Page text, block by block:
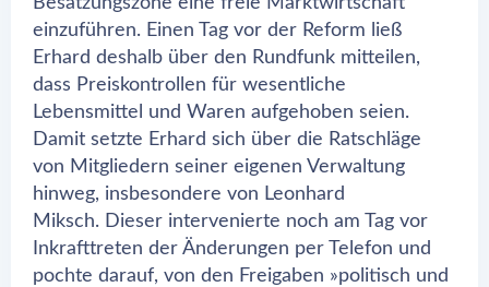
einzuführen. Einen Tag vor der Reform ließ
Erhard deshalb über den Rundfunk mitteilen,
dass Preiskontrollen für wesentliche
Lebensmittel und Waren aufgehoben seien.
Damit setzte Erhard sich über die Ratschläge
von Mitgliedern seiner eigenen Verwaltung
hinweg, insbesondere von Leonhard
Miksch. Dieser intervenierte noch am Tag vor
Inkrafttreten der Änderungen per Telefon und
pochte darauf, von den Freigaben »politisch und